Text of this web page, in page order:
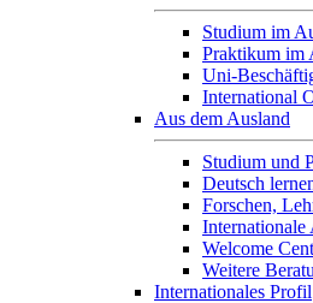
Studium im
Praktikum im
Uni-
International
Aus dem Ausland
Studium und
Deutsch
Forschen,
Internationale
Welcome
Weitere
Internationales Profil